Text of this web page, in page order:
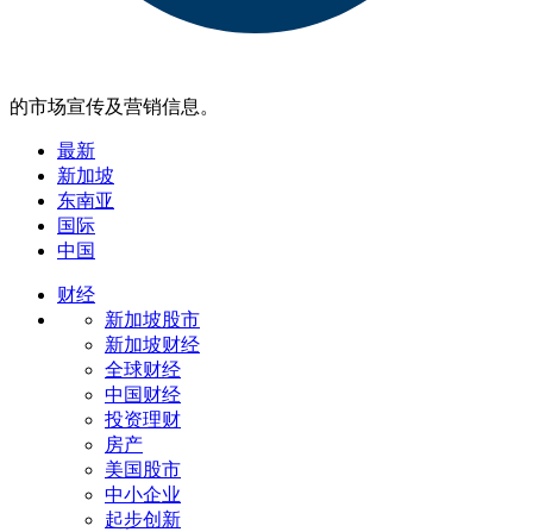
的市场宣传及营销信息。
最新
新加坡
东南亚
国际
中国
财经
新加坡股市
新加坡财经
全球财经
中国财经
投资理财
房产
美国股市
中小企业
起步创新